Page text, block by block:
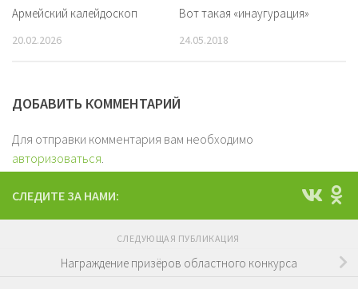
Армейский калейдоскоп
20.02.2026
Вот такая «инаугурация»
24.05.2018
ДОБАВИТЬ КОММЕНТАРИЙ
Для отправки комментария вам необходимо
авторизоваться
СЛЕДИТЕ ЗА НАМИ:
СЛЕДУЮЩАЯ ПУБЛИКАЦИЯ
Награждение призёров областного конкурса